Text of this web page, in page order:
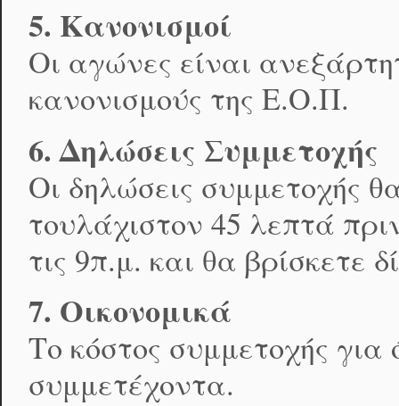
5. Κανονισμοί
Οι αγώνες είναι
κανονισμούς της Ε.Ο.Π.
6. Δηλώσεις Συμμετοχής
Οι δηλώσεις συμμετοχής
τουλάχιστον 45 λεπτά
τις 9π.μ. και θα βρίσκετε
7. Οικονομικά
Το κόστος συμμετοχής για
συμμετέχοντα.